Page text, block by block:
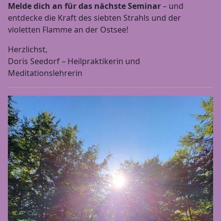
Melde dich an für das nächste Seminar– und
entdecke die Kraft des siebten Strahls und der
violetten Flamme an der Ostsee!
Herzlichst,
Doris Seedorf – Heilpraktikerin und
Meditationslehrerin